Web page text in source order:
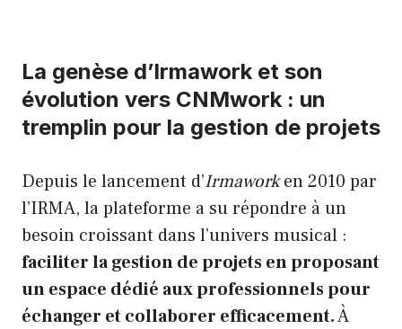
La genèse d’Irmawork et son
évolution vers CNMwork : un
tremplin pour la gestion de projets
Depuis le lancement d’Irmaworken 2010 par
l’IRMA, la plateforme a su répondre à un
besoin croissant dans l’univers musical :
faciliter la gestion de projets en proposant
un espace dédié aux professionnels pour
échanger et collaborer efficacement.À